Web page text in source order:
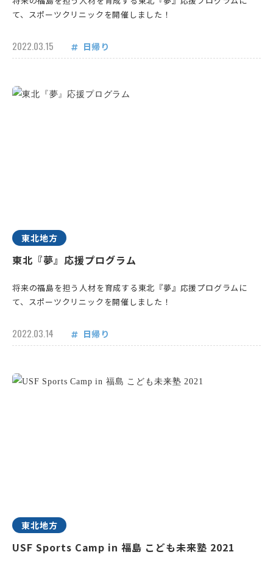
て、スポーツクリニックを開催しました！
2022.03.15 日帰り
東北地方
東北『夢』応援プログラム
将来の福島を担う人材を育成する東北『夢』応援プログラムに
て、スポーツクリニックを開催しました！
2022.03.14 日帰り
東北地方
USF Sports Camp in 福島 こども未来塾 2021